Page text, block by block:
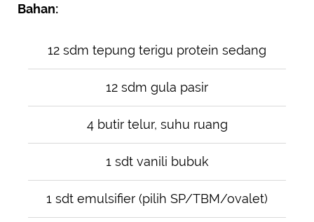
Bahan:
12 sdm tepung terigu protein sedang
12 sdm gula pasir
4 butir telur, suhu ruang
1 sdt vanili bubuk
1 sdt emulsifier (pilih SP/TBM/ovalet)